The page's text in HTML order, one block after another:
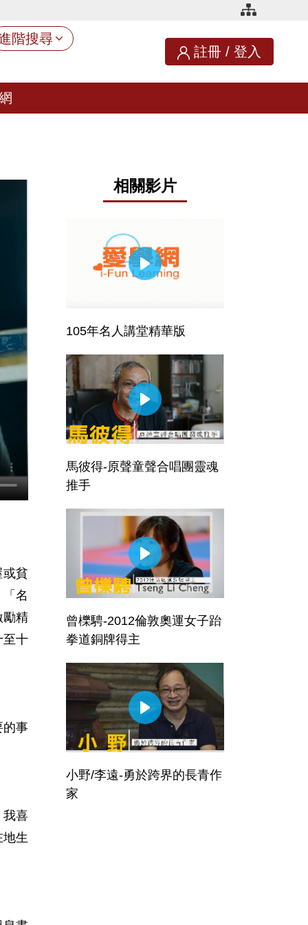
階搜尋
註冊 / 登入
貧
名
勵精
至十
的事
我喜
生
相關影片
105年名人講堂精華版
馬彼得-原聲童聲合唱團靈魂
推手
曾櫟騁-2012倫敦奧運女子跆
拳道銅牌得主
小野/李遠-勇於跨界的長青作
家